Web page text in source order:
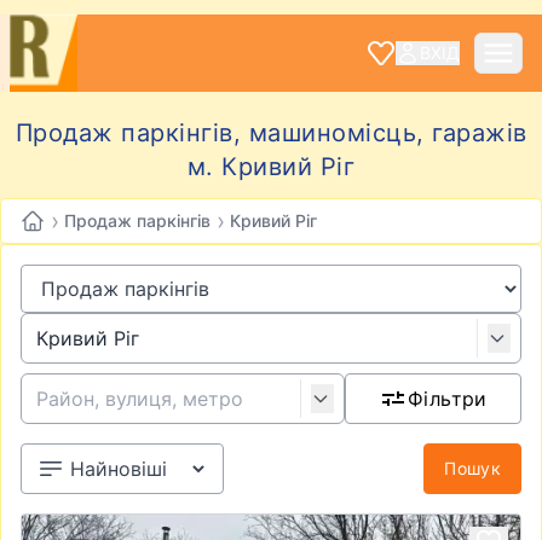
Продаж паркінгів, машиномісць, гаражів
м. Кривий Ріг
› Продаж паркінгів › Кривий Ріг
Фільтри
Пошук